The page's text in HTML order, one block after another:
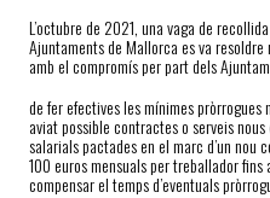
L’octubre de 2021, una vaga de
Ajuntaments de Mallorca es va
amb el compromís per part dels
de fer efectives les mínimes pròrrogues
aviat possible contractes o serveis
salarials pactades en el marc d’un nou
100 euros mensuals per treballador
compensar el temps d’eventuals